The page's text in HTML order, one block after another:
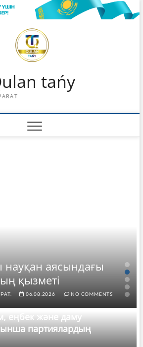
tańy
науқан аясындағы
қызметі
06.08.2026 NO COMMENTS
еңбек және даму
партиялардың